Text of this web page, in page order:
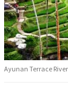
Ayunan Terrace